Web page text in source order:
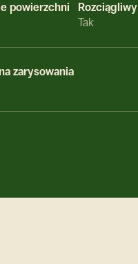
powierzchni
Rozciągliwy
Tak
zarysowania